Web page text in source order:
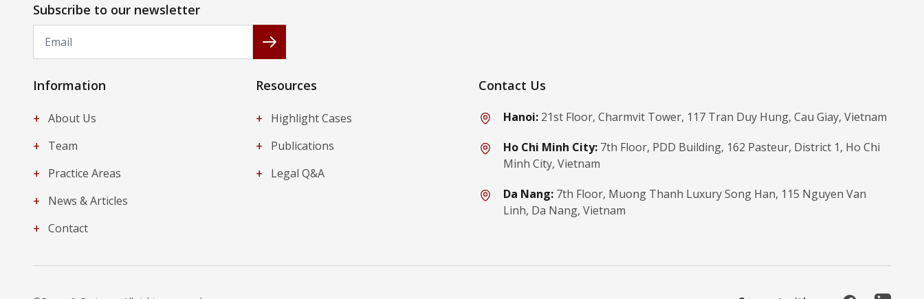
Subscribe to our newsletter
Subscribe
Information
+ About Us
+ Team
+ Practice Areas
+ News & Articles
+ Contact
Resources
+
Highlight Cases
+ Publications
+ Legal Q&A
Contact Us
Hanoi: 21st Floor, Charmvit Tower, 117 Tran Duy Hung, Cau Giay, Vietnam
Ho Chi Minh City: 7th Floor, PDD Building, 162 Pasteur, District 1, Ho Chi
Minh City, Vietnam
Da Nang: 7th Floor, Muong Thanh Luxury Song Han, 115 Nguyen Van
Linh, Da Nang, Vietnam